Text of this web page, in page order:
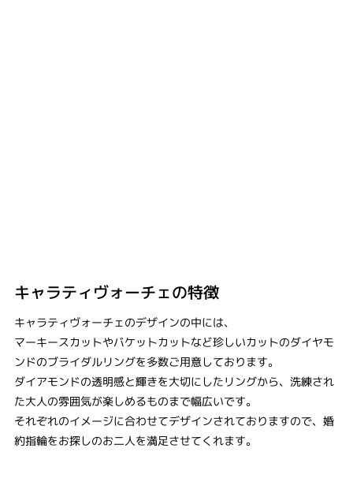
キャラティヴォーチェの特徴
キャラティヴォーチェのデザインの中には、
マーキースカットやバケットカットなど珍しいカットのダイヤモ
ンドのブライダルリングを多数ご用意しております。
ダイアモンドの透明感と輝きを大切にしたリングから、洗練され
た大人の雰囲気が楽しめるものまで幅広いです。
それぞれのイメージに合わせてデザインされておりますので、婚
約指輪をお探しのお二人を満足させてくれます。